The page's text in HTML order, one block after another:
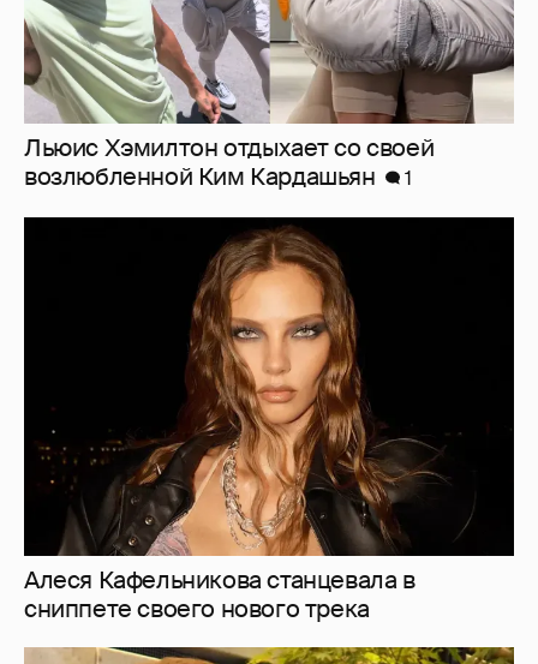
Алеся Кафельникова станцевала в
сниппете своего нового трека